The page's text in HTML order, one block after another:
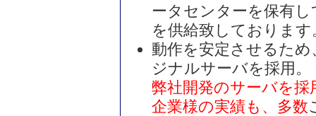
ータセンターを保有
を供給致しております
動作を安定させるた
ジナルサーバを採用。
弊社開発のサーバを
企業様の実績も、多数